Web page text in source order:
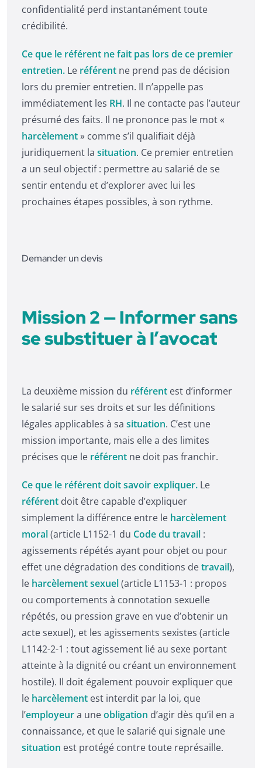
confidentialité perd instantanément toute
crédibilité.
Ce que le référent ne fait pas lors de ce premier
entretien. Le référent ne prend pas de décision
lors du premier entretien. Il n’appelle pas
immédiatement les RH. Il ne contacte pas l’auteur
présumé des faits. Il ne prononce pas le mot «
harcèlement» comme s’il qualifiait déjà
juridiquement la situation. Ce premier entretien
a un seul objectif : permettre au salarié de se
sentir entendu et d’explorer avec lui les
prochaines étapes possibles, à son rythme.
Demander un devis
Mission 2 — Informer sans
se substituer à l’avocat
La deuxième mission du référent est d’informer
le salarié sur ses droits et sur les définitions
légales applicables à sa situation. C’est une
mission importante, mais elle a des limites
précises que le référent ne doit pas franchir.
Ce que le référent doit savoir expliquer. Le
référent doit être capable d’expliquer
simplement la différence entre le harcèlement
moral(article L1152-1 du Code du travail :
agissements répétés ayant pour objet ou pour
effet une dégradation des conditions detravail),
le harcèlement sexuel(article L1153-1 : propos
ou comportements à connotation sexuelle
répétés, ou pression grave en vue d’obtenir un
acte sexuel), et les agissements sexistes (article
L1142-2-1 : tout agissement lié au sexe portant
atteinte à la dignité ou créant un environnement
hostile). Il doit également pouvoir expliquer que
le harcèlement est interdit par la loi, que
l’employeura uneobligation d’agir dès qu’il en a
connaissance, et que le salarié qui signale une
situation est protégé contre toute représaille.